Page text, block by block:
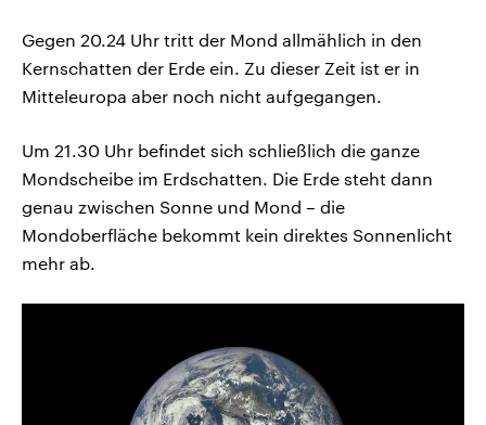
Gegen 20.24 Uhr tritt der Mond allmählich in den
Kernschatten der Erde ein. Zu dieser Zeit ist er in
Mitteleuropa aber noch nicht aufgegangen.
Um 21.30 Uhr befindet sich schließlich die ganze
Mondscheibe im Erdschatten. Die Erde steht dann
genau zwischen Sonne und Mond – die
Mondoberfläche bekommt kein direktes Sonnenlicht
mehr ab.